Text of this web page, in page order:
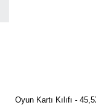
Oyun Kartı Kılıfı -